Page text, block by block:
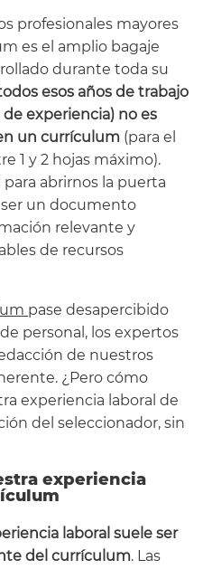
profesionales mayores
es el amplio bagaje
durante toda su
esos años de trabajo
de experiencia) no es
un currículum (para el
1 y 2 hojas máximo).
abrirnos la puerta
ser un documento
relevante y
de recursos
pase desapercibido
personal, los expertos
de nuestros
¿Pero cómo
experiencia laboral de
del seleccionador, sin
experiencia
laboral suele ser
del currículum. Las